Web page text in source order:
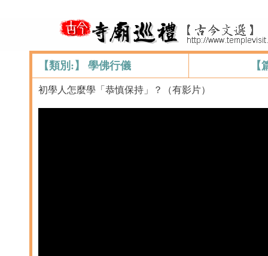
【類別:】 學佛行儀
初學人怎麼學「恭慎保持」？（有影片）